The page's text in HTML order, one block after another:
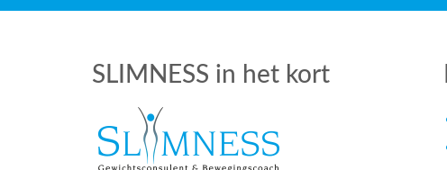
SLIMNESS in het kort